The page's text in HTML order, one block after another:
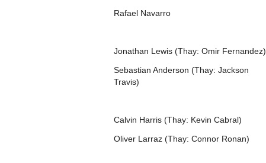
Rafael Navarro
Jonathan Lewis (Thay: Omir Fernandez)
Sebastian Anderson (Thay: Jackson
Travis)
Calvin Harris (Thay: Kevin Cabral)
Oliver Larraz (Thay: Connor Ronan)